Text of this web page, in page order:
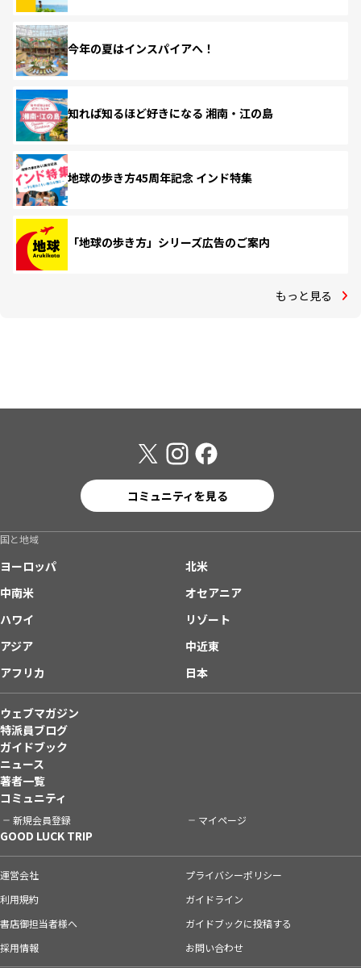
今年の夏はインスパイアへ！
知れば知るほど好きになる 湘南・江の島
地球の歩き方45周年記念 インド特集
「地球の歩き方」シリーズ広告のご案内
もっと見る
コミュニティを見る
国と地域
ヨーロッパ
北米
中南米
オセアニア
ハワイ
リゾート
アジア
中近東
アフリカ
日本
ウェブマガジン
特派員ブログ
ガイドブック
ニュース
著者一覧
コミュニティ
新規会員登録 マイページ
GOOD LUCK TRIP
運営会社
プライバシーポリシー
利用規約
ガイドライン
書店御担当者様へ
ガイドブックに投稿する
採用情報
お問い合わせ